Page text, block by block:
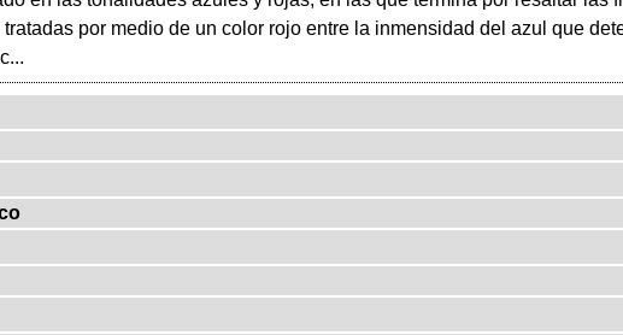
por medio de un color rojo entre la inmensidad del azul que